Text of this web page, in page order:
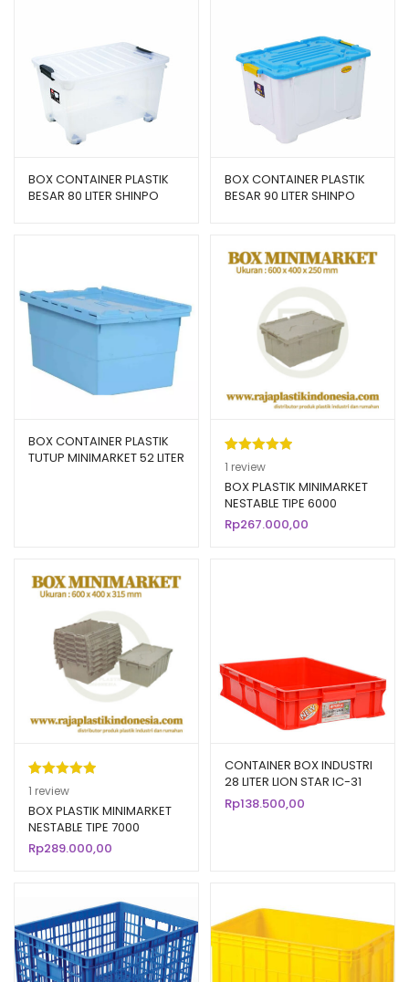
BOX CONTAINER PLASTIK
BESAR 80 LITER SHINPO
BOX CONTAINER PLASTIK
BESAR 90 LITER SHINPO
BOX CONTAINER PLASTIK
TUTUP MINIMARKET 52 LITER
Peringkat
5.00dari 5
berdasarka
n
1
penilaian
1 review
BOX PLASTIK MINIMARKET
NESTABLE TIPE 6000
Rp267.000,00
Peringkat
5.00dari 5
berdasarka
n
1
penilaian
1 review
BOX PLASTIK MINIMARKET
NESTABLE TIPE 7000
Rp289.000,00
CONTAINER BOX INDUSTRI
28 LITER LION STAR IC-31
FORTE CRATE 201 UKURAN
625x425x130 MM
Rp138.500,00